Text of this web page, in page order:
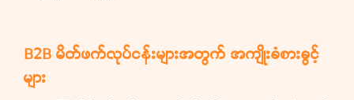
B2B မိတ်ဖက်လုပ်ငန်းများအတွက် အကျိုးခံစားခွင့်
များ